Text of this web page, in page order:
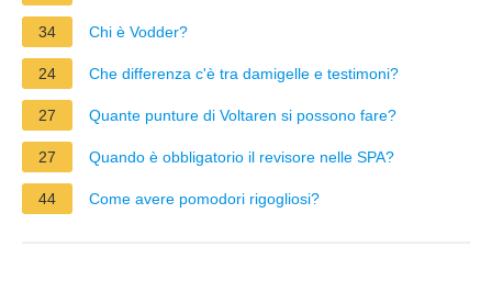
34 Chi è Vodder?
24 Che differenza c'è tra damigelle e testimoni?
27 Quante punture di Voltaren si possono fare?
27 Quando è obbligatorio il revisore nelle SPA?
44 Come avere pomodori rigogliosi?